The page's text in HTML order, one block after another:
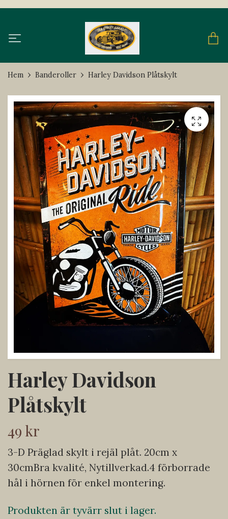
Hem Banderoller Harley Davidson Plåtskylt
Harley Davidson
Plåtskylt
49 kr
3-D Präglad skylt i rejäl plåt. 20cm x
30cmBra kvalité, Nytillverkad.4 förborrade
hål i hörnen för enkel montering.
Produkten är tyvärr slut i lager.